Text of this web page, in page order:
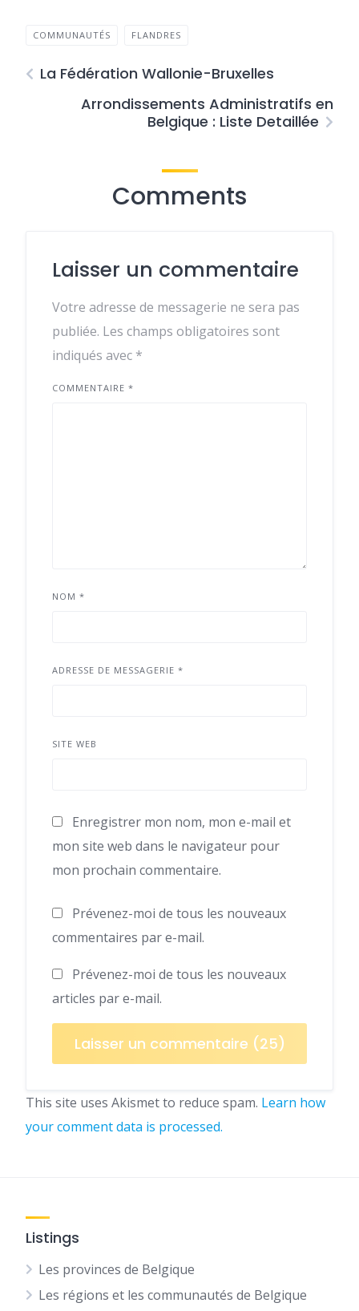
COMMUNAUTÉS FLANDRES
La Fédération Wallonie-Bruxelles
Arrondissements Administratifs en
Belgique : Liste Detaillée
Comments
Laisser un commentaire
Votre adresse de messagerie ne sera pas
publiée. Les champs obligatoires sont
indiqués avec *
COMMENTAIRE *
NOM *
ADRESSE DE MESSAGERIE *
SITE WEB
Enregistrer mon nom, mon e-mail et
mon site web dans le navigateur pour
mon prochain commentaire.
Prévenez-moi de tous les nouveaux
commentaires par e-mail.
Prévenez-moi de tous les nouveaux
articles par e-mail.
This site uses Akismet to reduce spam. Learn how
your comment data is processed.
Listings
Les provinces de Belgique
Les régions et les communautés de Belgique